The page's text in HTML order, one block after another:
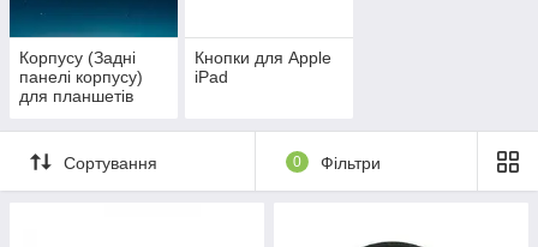
Корпусу (Задні
панелі корпусу)
для планшетів
Кнопки для Apple
iPad
Сортування 0 Фільтри